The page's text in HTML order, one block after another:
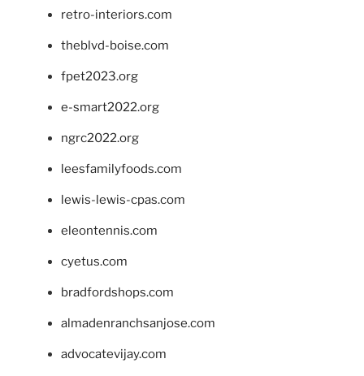
retro-interiors.com
theblvd-boise.com
fpet2023.org
e-smart2022.org
ngrc2022.org
leesfamilyfoods.com
lewis-lewis-cpas.com
eleontennis.com
cyetus.com
bradfordshops.com
almadenranchsanjose.com
advocatevijay.com